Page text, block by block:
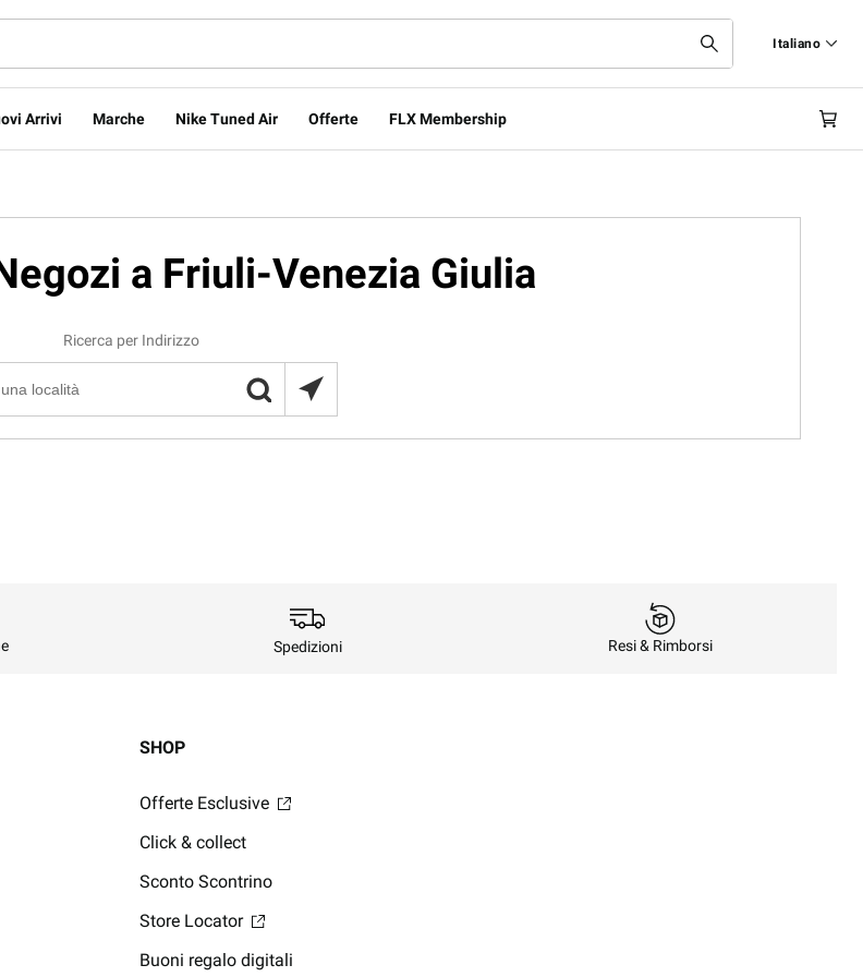
Italiano
Arrivi Marche Nike Tuned Air Offerte FLX Membership
a Friuli-Venezia Giulia
Ricerca per Indirizzo
Spedizioni Resi & Rimborsi
SHOP
Offerte Esclusive
Click & collect
Sconto Scontrino
Store Locator
Buoni regalo digitali